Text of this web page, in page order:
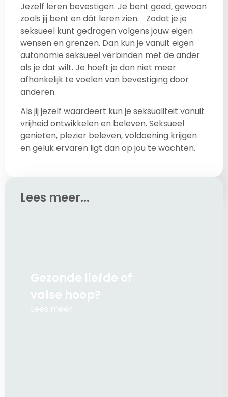
Jezelf leren bevestigen. Je bent goed, gewoon
zoals jij bent en dát leren zien. Zodat je je
seksueel kunt gedragen volgens jouw eigen
wensen en grenzen. Dan kun je vanuit eigen
autonomie seksueel verbinden met de ander
als je dat wilt. Je hoeft je dan niet meer
afhankelijk te voelen van bevestiging door
anderen.
Als jij jezelf waardeert kun je seksualiteit vanuit
vrijheid ontwikkelen en beleven. Seksueel
genieten, plezier beleven, voldoening krijgen
en geluk ervaren ligt dan op jou te wachten.
Lees meer...
Gezonde liefde of
valse hoop?
Lees meer